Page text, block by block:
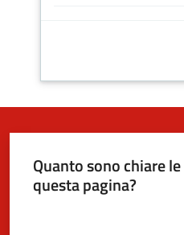
argomenti
Quanto sono chiare
questa pagina?